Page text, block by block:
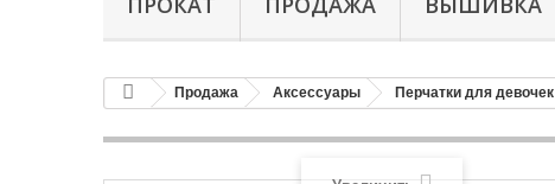
Продажа Аксессуары Перчатки для девочек